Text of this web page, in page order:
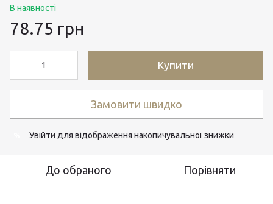
В наявності
78.75 грн
Купити
Замовити швидко
Увійти для відображення накопичувальної знижки
До обраного Порівняти